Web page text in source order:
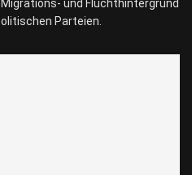
und Fluchthintergrund
Parteien.